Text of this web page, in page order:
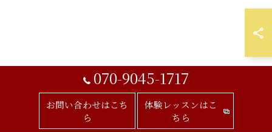
070-9045-1717
お問い合わせはこち
ら
体験レッスンはこ
ちら